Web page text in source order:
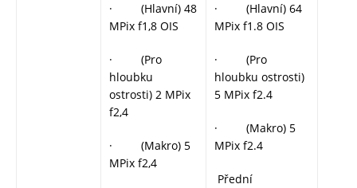
· (Hlavní) 48
MPix f1,8 OIS
· (Pro
hloubku
ostrosti) 2 MPix
f2,4
· (Makro) 5
MPix f2,4
· (Hlavní) 64
MPix f1.8 OIS
· (Pro
hloubku ostrosti)
5 MPix f2.4
· (Makro) 5
MPix f2.4
Přední